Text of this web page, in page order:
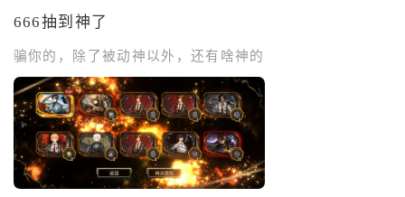
666抽到神了
骗你的，除了被动神以外，还有啥神的